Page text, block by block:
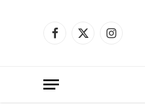
Facebook
X
Instagram